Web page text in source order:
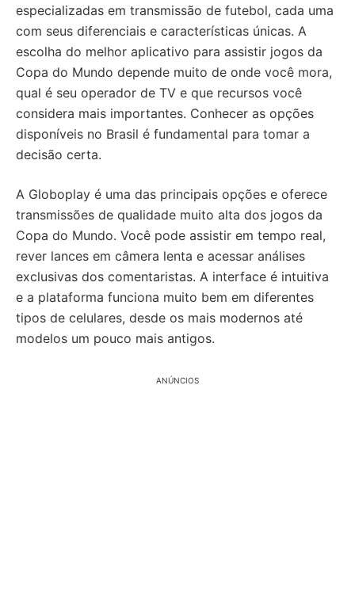
especializadas em transmissão de futebol, cada uma
com seus diferenciais e características únicas. A
escolha do melhor aplicativo para assistir jogos da
Copa do Mundo depende muito de onde você mora,
qual é seu operador de TV e que recursos você
considera mais importantes. Conhecer as opções
disponíveis no Brasil é fundamental para tomar a
decisão certa.
A Globoplay é uma das principais opções e oferece
transmissões de qualidade muito alta dos jogos da
Copa do Mundo. Você pode assistir em tempo real,
rever lances em câmera lenta e acessar análises
exclusivas dos comentaristas. A interface é intuitiva
e a plataforma funciona muito bem em diferentes
tipos de celulares, desde os mais modernos até
modelos um pouco mais antigos.
ANÚNCIOS